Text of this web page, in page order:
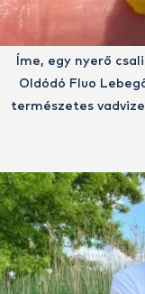
Íme, egy nyerő
Oldódó Fluo
természetes